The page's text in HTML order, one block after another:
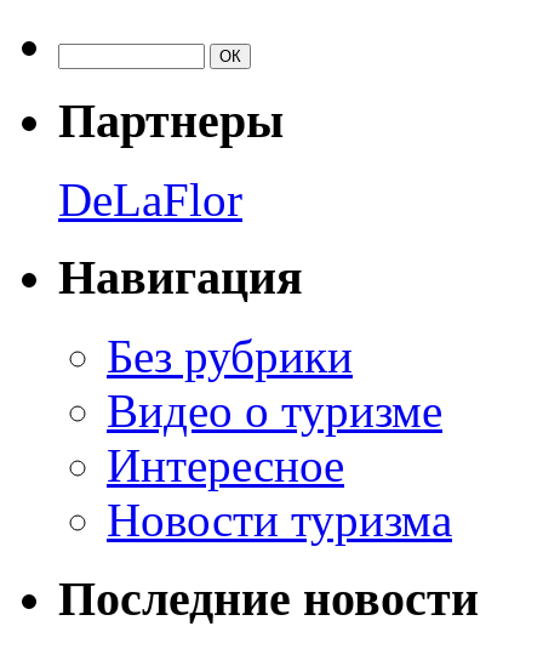
Партнеры
DeLaFlor
Навигация
Без рубрики
Видео о туризме
Интересное
Новости туризма
Последние новости